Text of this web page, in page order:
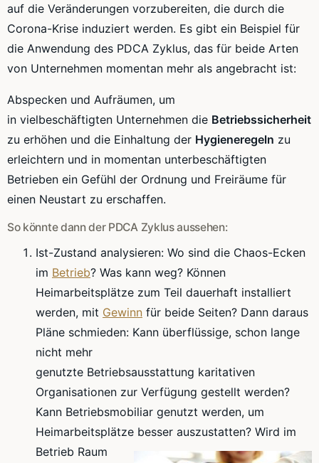
auf die Veränderungen vorzubereiten, die durch die
Corona-Krise induziert werden. Es gibt ein Beispiel für
die Anwendung des PDCA Zyklus, das für beide Arten
von Unternehmen momentan mehr als angebracht ist:
Abspecken und Aufräumen, um
in vielbeschäftigten Unternehmen die Betriebssicherheit
zu erhöhen und die Einhaltung der Hygieneregeln zu
erleichtern und in momentan unterbeschäftigten
Betrieben ein Gefühl der Ordnung und Freiräume für
einen Neustart zu erschaffen.
So könnte dann der PDCA Zyklus aussehen:
Ist-Zustand analysieren: Wo sind die Chaos-Ecken
im Betrieb? Was kann weg? Können
Heimarbeitsplätze zum Teil dauerhaft installiert
werden, mit Gewinn für beide Seiten? Dann daraus
Pläne schmieden: Kann überflüssige, schon lange
nicht mehr
genutzte Betriebsausstattung karitativen
Organisationen zur Verfügung gestellt werden?
Kann Betriebsmobiliar genutzt werden, um
Heimarbeitsplätze besser auszustatten? Wird im
Betrieb Raum